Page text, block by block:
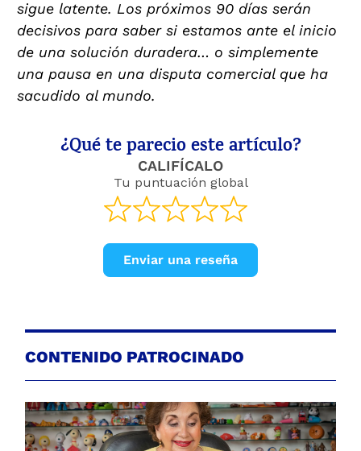
sigue latente. Los próximos 90 días serán
decisivos para saber si estamos ante el inicio
de una solución duradera… o simplemente
una pausa en una disputa comercial que ha
sacudido al mundo.
¿Qué te parecio este artículo?
CALIFÍCALO
Tu puntuación global
Enviar una reseña
CONTENIDO PATROCINADO